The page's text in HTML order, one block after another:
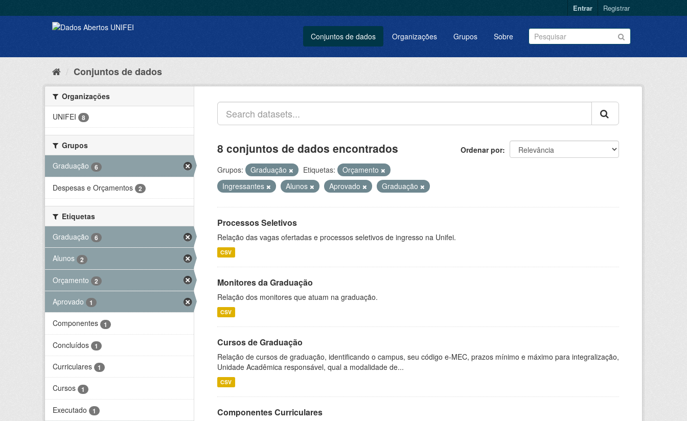
Entrar Registrar
Conjuntos de dados Organizações Grupos Sobre
Conjuntos de dados
Organizações
UNIFEI
8
Grupos
Graduação
6
Despesas e Orçamentos 2
Etiquetas
Graduação
6
Alunos 2
Orçamento 2
Aprovado 1
Componentes 1
Concluídos 1
Curriculares 1
Cursos 1
Executado 1
Ordenar por
8 conjuntos de dados encontrados
Grupos: Graduação Etiquetas:
Orçamento
Ingressantes
Alunos Aprovado Graduação
Processos Seletivos
Relação das vagas ofertadas e processos seletivos de ingresso na Unifei.
CSV
Monitores da Graduação
Relação dos monitores que atuam na graduação.
CSV
Cursos de Graduação
Relação de cursos de graduação, identificando o campus, seu código e-MEC, prazos mínimo e máximo para integralização,
Unidade Acadêmica responsável, qual a modalidade de...
CSV
Componentes Curriculares